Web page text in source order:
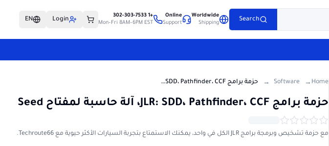
Search
Worldwide
Shipping
Online
Support
+1 302-303-7533
Mon–Fri 8AM–6PM EST
Login
EN
Home
→
Software
→ حزمة برامج JLR: SDD، Pathfinder، CCF، آلة حاسبة لمفتاح Seed
حزمة برامج JLR: SDD، Pathfinder، CCF، آلة حاسبة لمفتاح Seed
مع حزمة تشخيص وبرمجة برامج JLR الكل في واحد، يمكنك الاستمتاع بتجربة السيارات الأكثر حيوية مع Techroute66.